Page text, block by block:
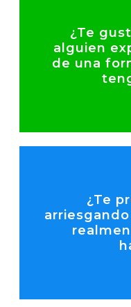
¿Te
alguien
de una
todo en
¿Te
dejar de
operar